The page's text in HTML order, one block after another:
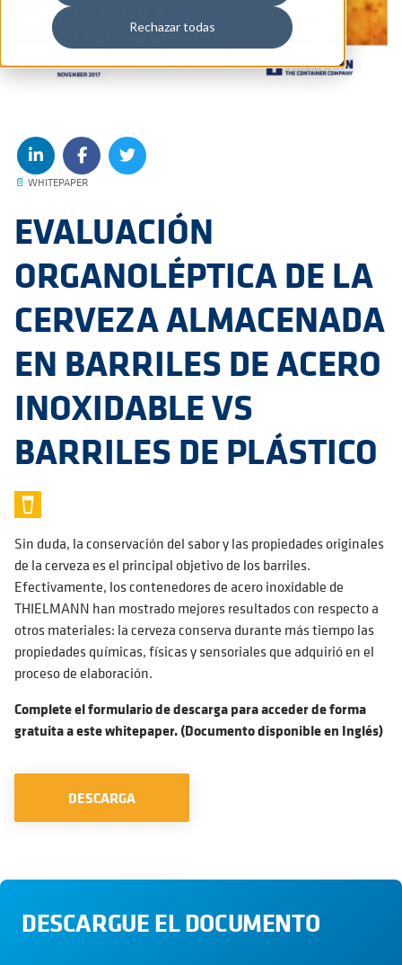
Rechazar todas
📄 WHITEPAPER
EVALUACIÓN
ORGANOLÉPTICA DE LA
CERVEZA ALMACENADA
EN BARRILES DE ACERO
INOXIDABLE VS
BARRILES DE PLÁSTICO
Sin duda, la conservación del sabor y las propiedades originales
de la cerveza es el principal objetivo de los barriles.
Efectivamente, los contenedores de acero inoxidable de
THIELMANN han mostrado mejores resultados con respecto a
otros materiales: la cerveza conserva durante más tiempo las
propiedades químicas, físicas y sensoriales que adquirió en el
proceso de elaboración.
Complete el formulario de descarga para acceder de forma
gratuita a este whitepaper. (Documento disponible en Inglés)
DESCARGA
DESCARGUE EL DOCUMENTO